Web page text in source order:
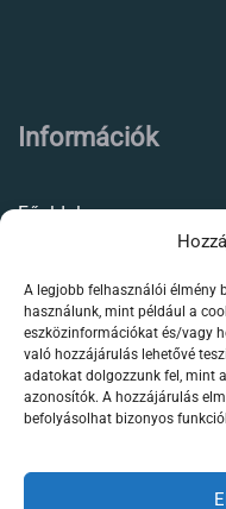
A legjobb felhasználói élmény
használunk, mint például a
eszközinformációkat és/vagy
való hozzájárulás lehetővé
adatokat dolgozzunk fel, mint
azonosítók. A hozzájárulás
befolyásolhat bizonyos
Információk
Főoldal
Élőállat kereskedés
Forgalmazott termékeink
Szaktanácsadás /
Kapcsolat